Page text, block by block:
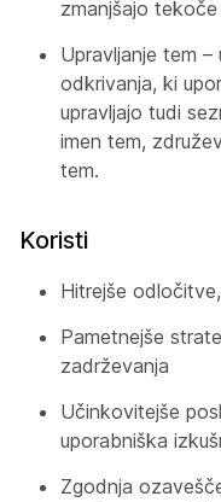
zmanjšajo tekoče
Upravljanje tem
odkrivanja, ki
upravljajo tudi
imen tem,
tem.
Koristi
Hitrejše
Pametnejše
zadrževanja
Učinkovitejše
uporabniška
Zgodnja